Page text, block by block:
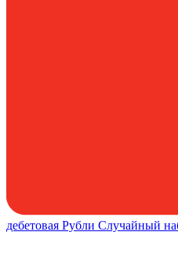
дебетовая Рубли Случайный